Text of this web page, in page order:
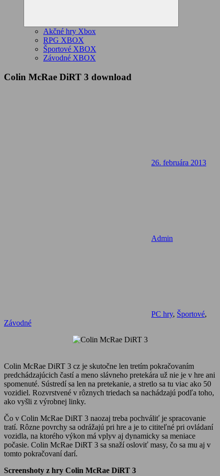
Akčné hry Xbox
RPG XBOX
Športové XBOX
Závodné XBOX
Colin McRae DiRT 3 download
26. februára 2013
Admin
PC hry, Športové,
Závodné
Colin McRae DiRT 3 cz je skutočne len tretím pokračovaním
predchádzajúcich častí a meno slávneho pretekára už nie je v hre ani
spomenuté. Sústredí sa len na pretekanie, a stretlo sa tu viac ako 50
vozidiel. Rozvrstvené v rôznych triedach sa nachádzajú podľa toho,
ako vyšli z výrobnej linky.
Čo v Colin McRae DiRT 3 naozaj treba pochváliť je spracovanie
tratí. Rôzne povrchy sa odrážajú pri hre a je to cititeľné pri ovládaní
vozidla, na ktorého výkon má vplyv aj dynamicky sa meniace
počasie. Colin McRae DiRT 3 sa snaží osloviť masy, čo sa mu aj v
tomto pokračovaní darí.
Screenshoty z hry Colin McRae DiRT 3